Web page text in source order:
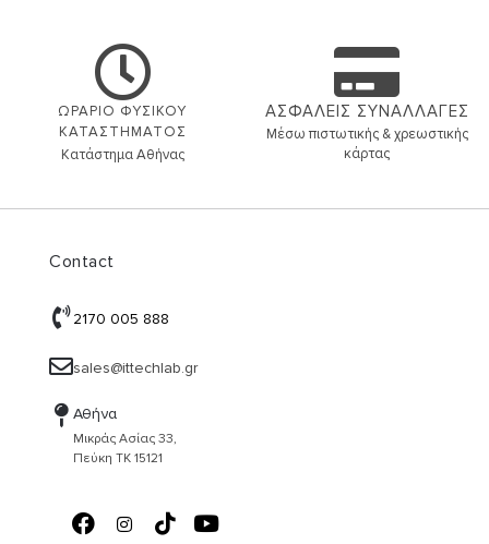
ΩΡΑΡΙΟ ΦΥΣΙΚΟΥ
ΚΑΤΑΣΤΗΜΑΤΟΣ
Κατάστημα Αθήνας
ΑΣΦΑΛΕΙΣ ΣΥΝΑΛΛΑΓΕΣ
Μέσω πιστωτικής & χρεωστικής
κάρτας
Contact
2170 005 888
sales@ittechlab.gr
Αθήνα
Μικράς Ασίας 33,
Πεύκη ΤΚ 15121